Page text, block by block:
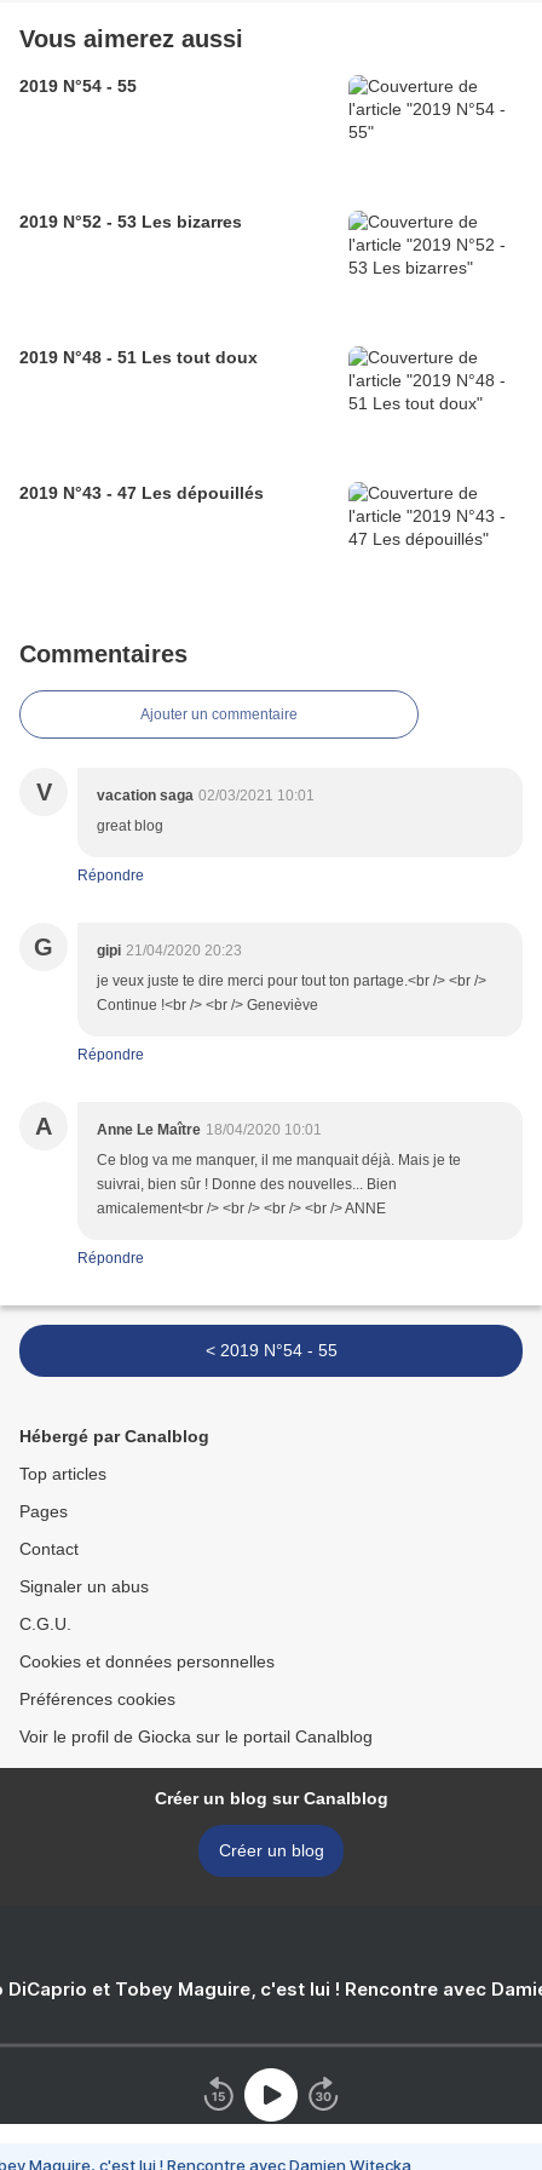
Vous aimerez aussi
2019 N°54 - 55
2019 N°52 - 53 Les bizarres
2019 N°48 - 51 Les tout doux
2019 N°43 - 47 Les dépouillés
Commentaires
Ajouter un commentaire
V vacation saga 02/03/2021 10:01
great blog
Répondre
G gipi 21/04/2020 20:23
je veux juste te dire merci pour tout ton partage.<br /> <br />
Continue !<br /> <br /> Geneviève
Répondre
A Anne Le Maître 18/04/2020 10:01
Ce blog va me manquer, il me manquait déjà. Mais je te
suivrai, bien sûr ! Donne des nouvelles... Bien
amicalement<br /> <br /> <br /> <br /> ANNE
Répondre
< 2019 N°54 - 55
Hébergé par Canalblog
Top articles
Pages
Contact
Signaler un abus
C.G.U.
Cookies et données personnelles
Préférences cookies
Voir le profil de Giocka sur le portail Canalblog
Créer un blog sur Canalblog
Créer un blog
DiCaprio et Tobey Maguire, c'est lui ! Rencontre avec
Maguire, c'est lui ! Rencontre avec Damien Witecka